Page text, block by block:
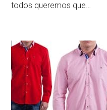
todos queremos que…